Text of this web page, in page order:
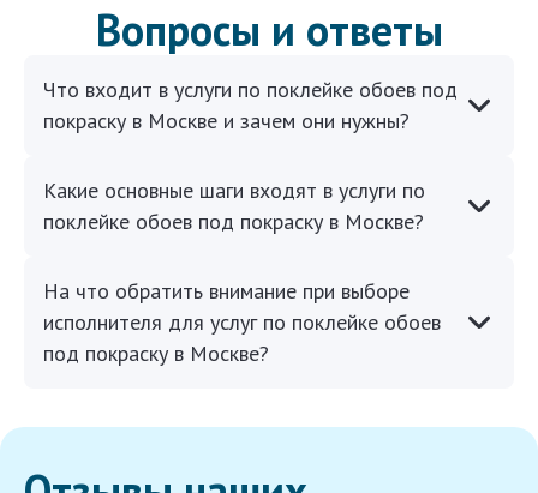
Вопросы и ответы
Что входит в услуги по поклейке обоев под
покраску в Москве и зачем они нужны?
Какие основные шаги входят в услуги по
поклейке обоев под покраску в Москве?
На что обратить внимание при выборе
исполнителя для услуг по поклейке обоев
под покраску в Москве?